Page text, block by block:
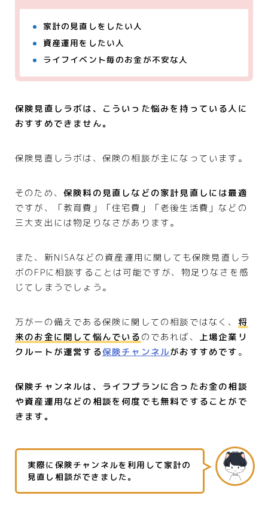
家計の見直しをしたい人
資産運用をしたい人
ライフイベント毎のお金が不安な人
保険見直しラボは、こういった悩みを持っている人に
おすすめできません。
保険見直しラボは、保険の相談が主になっています。
そのため、 保険料の見直しなどの家計見直しには最適
ですが、「教育費」「住宅費」「老後生活費」などの
三大支出には物足りなさがあります。
また、新NISAなどの資産運用に関しても保険見直しラ
ボのFPに相談することは可能ですが、物足りなさを感
じてしまうでしょう。
万が一の備えである保険に関しての相談ではなく、 将
来のお金に関して悩んでいるのであれば、 上場企業リ
クルートが運営する保険チャンネルがおすすめです。
保険チャンネルは、ライフプランに合ったお金の相談
や資産運用などの相談を何度でも無料ですることがで
きます。
実際に保険チャンネルを利用して家計の
見直し相談ができました。